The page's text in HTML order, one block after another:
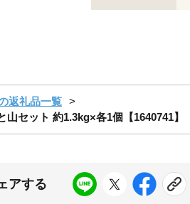
返礼品一覧
セット 約1.3kg×各1個【1640741】
アする